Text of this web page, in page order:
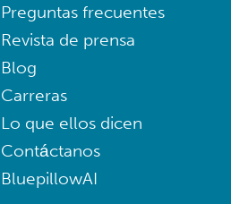
Preguntas frecuentes
Revista de prensa
Blog
Carreras
Lo que ellos dicen
Contáctanos
BluepillowAI